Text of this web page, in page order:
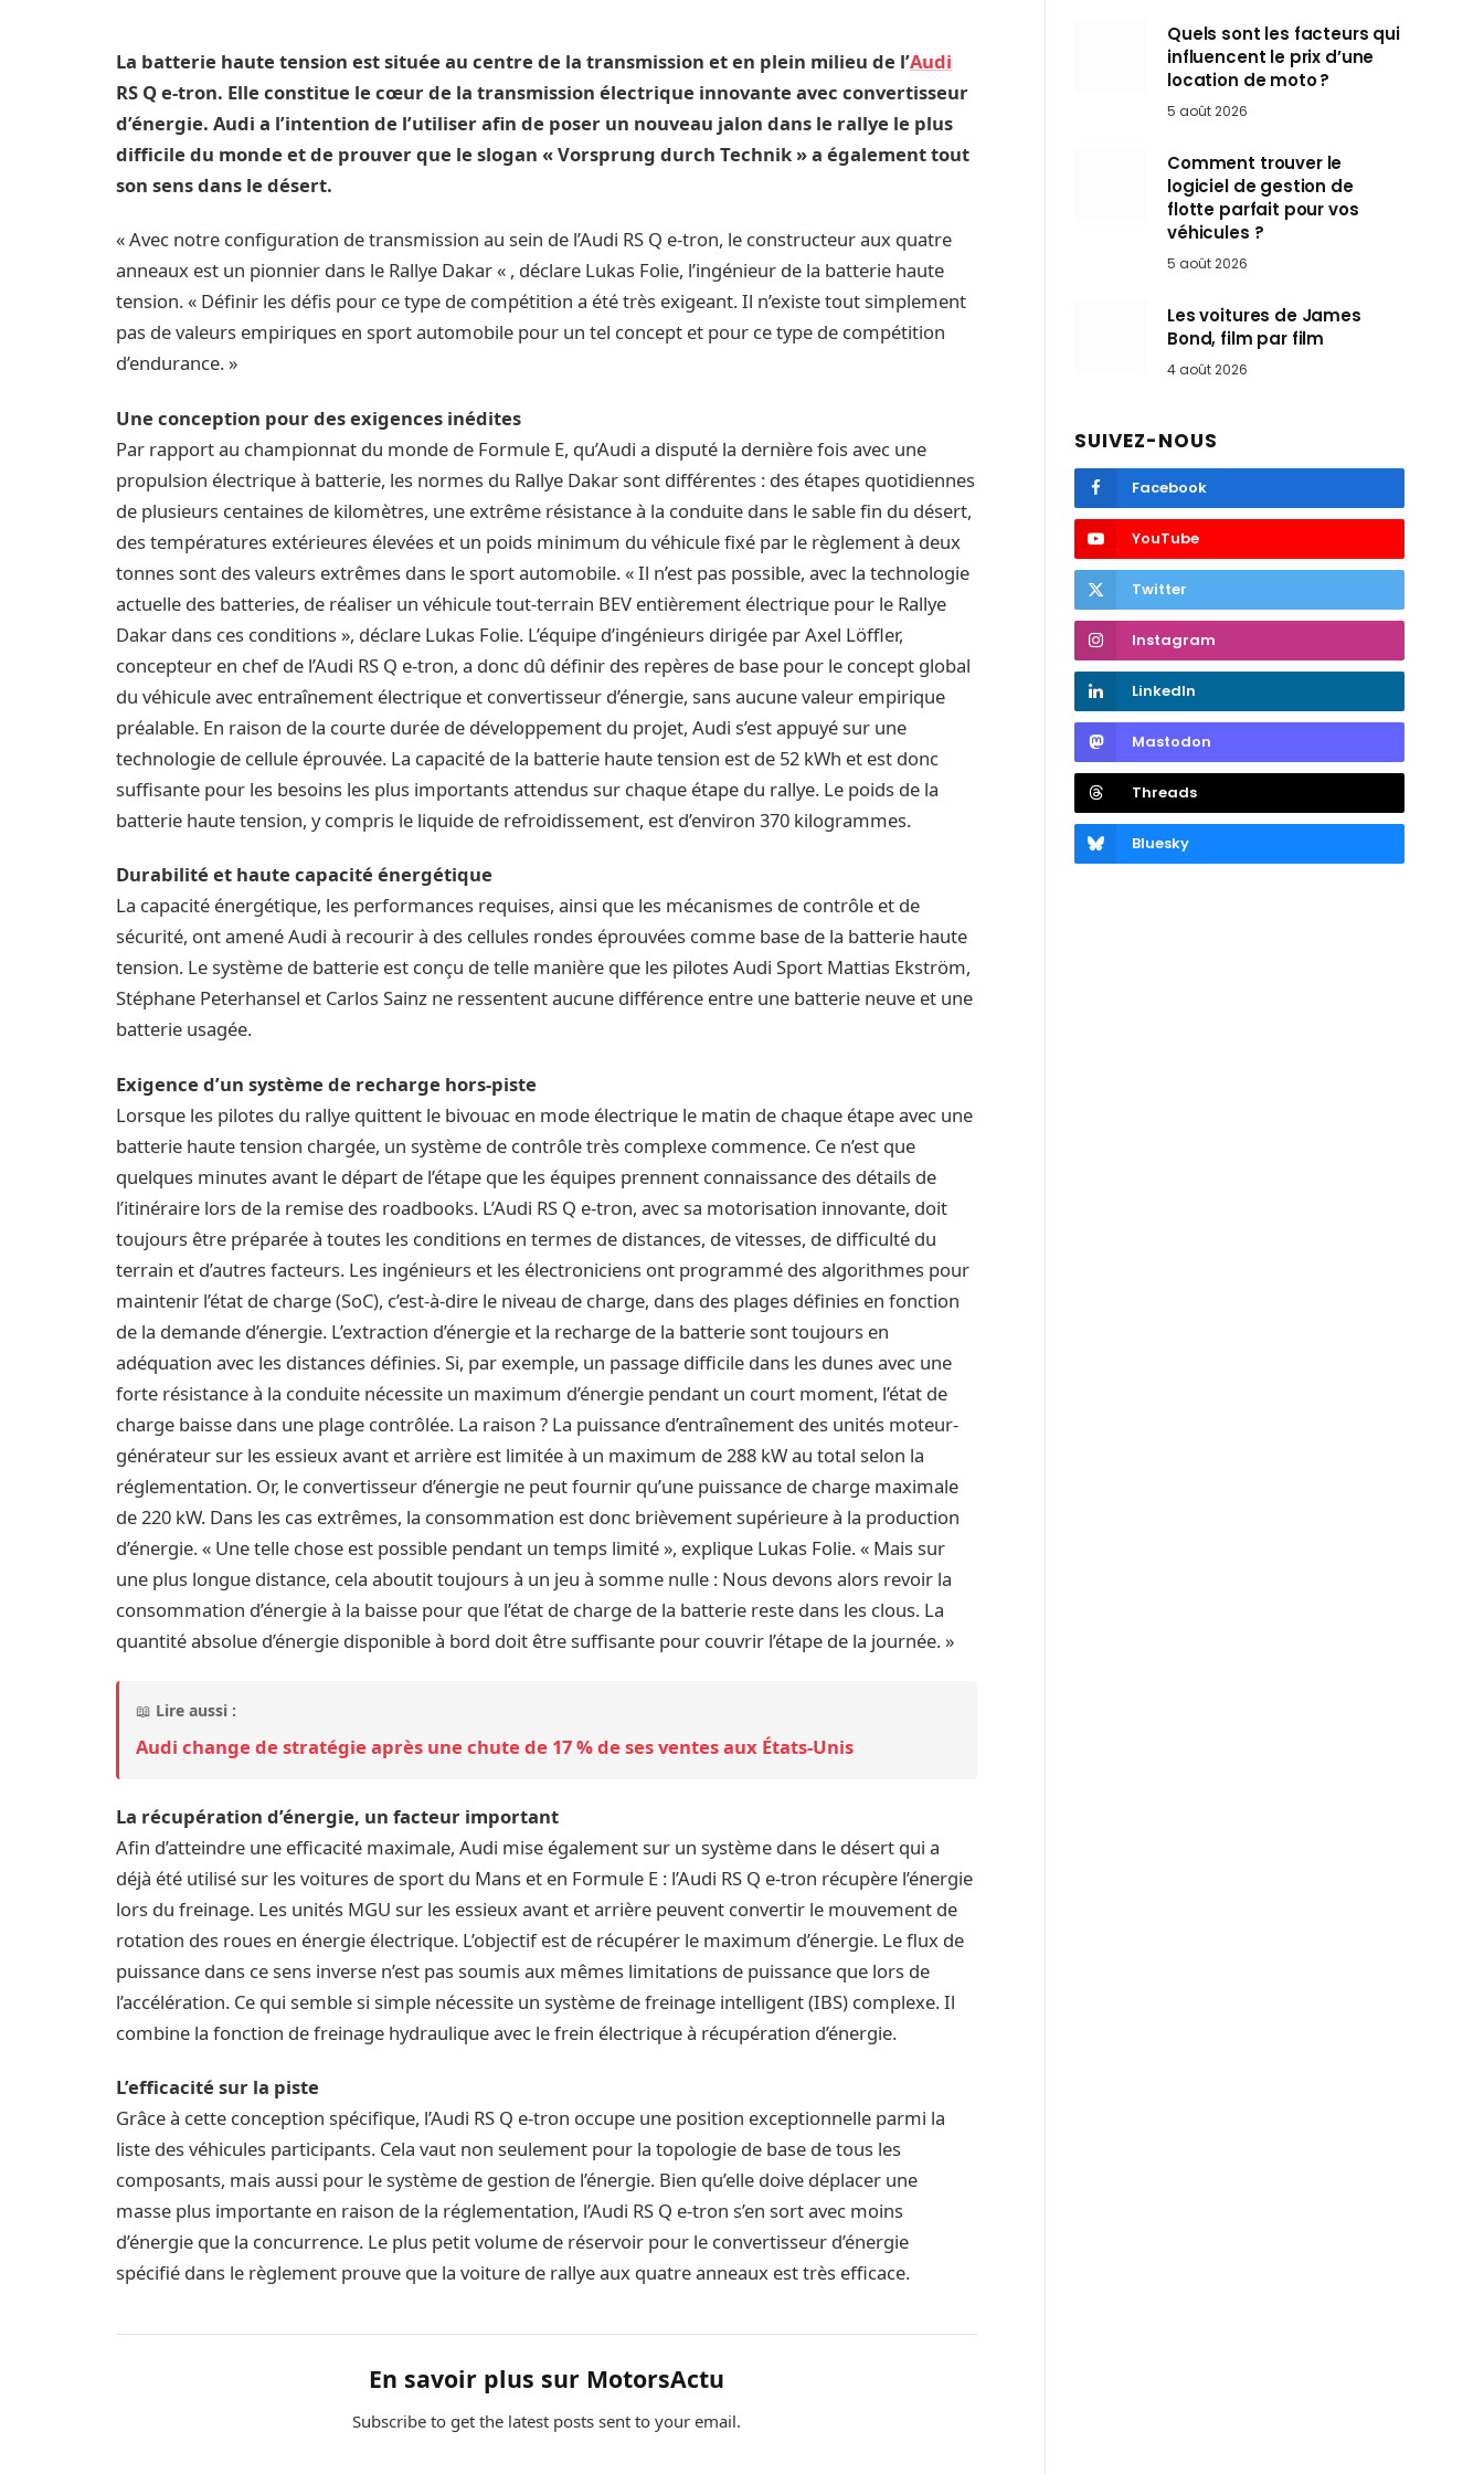
La batterie haute tension est située au centre de la transmission et en plein milieu de l’Audi
RS Q e-tron. Elle constitue le cœur de la transmission électrique innovante avec convertisseur
d’énergie. Audi a l’intention de l’utiliser afin de poser un nouveau jalon dans le rallye le plus
difficile du monde et de prouver que le slogan « Vorsprung durch Technik » a également tout
son sens dans le désert.
« Avec notre configuration de transmission au sein de l’Audi RS Q e-tron, le constructeur aux quatre
anneaux est un pionnier dans le Rallye Dakar « , déclare Lukas Folie, l’ingénieur de la batterie haute
tension. « Définir les défis pour ce type de compétition a été très exigeant. Il n’existe tout simplement
pas de valeurs empiriques en sport automobile pour un tel concept et pour ce type de compétition
d’endurance. »
Une conception pour des exigences inédites
Par rapport au championnat du monde de Formule E, qu’Audi a disputé la dernière fois avec une
propulsion électrique à batterie, les normes du Rallye Dakar sont différentes : des étapes quotidiennes
de plusieurs centaines de kilomètres, une extrême résistance à la conduite dans le sable fin du désert,
des températures extérieures élevées et un poids minimum du véhicule fixé par le règlement à deux
tonnes sont des valeurs extrêmes dans le sport automobile. « Il n’est pas possible, avec la technologie
actuelle des batteries, de réaliser un véhicule tout-terrain BEV entièrement électrique pour le Rallye
Dakar dans ces conditions », déclare Lukas Folie. L’équipe d’ingénieurs dirigée par Axel Löffler,
concepteur en chef de l’Audi RS Q e-tron, a donc dû définir des repères de base pour le concept global
du véhicule avec entraînement électrique et convertisseur d’énergie, sans aucune valeur empirique
préalable. En raison de la courte durée de développement du projet, Audi s’est appuyé sur une
technologie de cellule éprouvée. La capacité de la batterie haute tension est de 52 kWh et est donc
suffisante pour les besoins les plus importants attendus sur chaque étape du rallye. Le poids de la
batterie haute tension, y compris le liquide de refroidissement, est d’environ 370 kilogrammes.
Durabilité et haute capacité énergétique
La capacité énergétique, les performances requises, ainsi que les mécanismes de contrôle et de
sécurité, ont amené Audi à recourir à des cellules rondes éprouvées comme base de la batterie haute
tension. Le système de batterie est conçu de telle manière que les pilotes Audi Sport Mattias Ekström,
Stéphane Peterhansel et Carlos Sainz ne ressentent aucune différence entre une batterie neuve et une
batterie usagée.
Exigence d’un système de recharge hors-piste
Lorsque les pilotes du rallye quittent le bivouac en mode électrique le matin de chaque étape avec une
batterie haute tension chargée, un système de contrôle très complexe commence. Ce n’est que
quelques minutes avant le départ de l’étape que les équipes prennent connaissance des détails de
l’itinéraire lors de la remise des roadbooks. L’Audi RS Q e-tron, avec sa motorisation innovante, doit
toujours être préparée à toutes les conditions en termes de distances, de vitesses, de difficulté du
terrain et d’autres facteurs. Les ingénieurs et les électroniciens ont programmé des algorithmes pour
maintenir l’état de charge (SoC), c’est-à-dire le niveau de charge, dans des plages définies en fonction
de la demande d’énergie. L’extraction d’énergie et la recharge de la batterie sont toujours en
adéquation avec les distances définies. Si, par exemple, un passage difficile dans les dunes avec une
forte résistance à la conduite nécessite un maximum d’énergie pendant un court moment, l’état de
charge baisse dans une plage contrôlée. La raison ? La puissance d’entraînement des unités moteur-
générateur sur les essieux avant et arrière est limitée à un maximum de 288 kW au total selon la
réglementation. Or, le convertisseur d’énergie ne peut fournir qu’une puissance de charge maximale
de 220 kW. Dans les cas extrêmes, la consommation est donc brièvement supérieure à la production
d’énergie. « Une telle chose est possible pendant un temps limité », explique Lukas Folie. « Mais sur
une plus longue distance, cela aboutit toujours à un jeu à somme nulle : Nous devons alors revoir la
consommation d’énergie à la baisse pour que l’état de charge de la batterie reste dans les clous. La
quantité absolue d’énergie disponible à bord doit être suffisante pour couvrir l’étape de la journée. »
📖 Lire aussi :
Audi change de stratégie après une chute de 17 % de ses ventes aux États-Unis
La récupération d’énergie, un facteur important
Afin d’atteindre une efficacité maximale, Audi mise également sur un système dans le désert qui a
déjà été utilisé sur les voitures de sport du Mans et en Formule E : l’Audi RS Q e-tron récupère l’énergie
lors du freinage. Les unités MGU sur les essieux avant et arrière peuvent convertir le mouvement de
rotation des roues en énergie électrique. L’objectif est de récupérer le maximum d’énergie. Le flux de
puissance dans ce sens inverse n’est pas soumis aux mêmes limitations de puissance que lors de
l’accélération. Ce qui semble si simple nécessite un système de freinage intelligent (IBS) complexe. Il
combine la fonction de freinage hydraulique avec le frein électrique à récupération d’énergie.
L’efficacité sur la piste
Grâce à cette conception spécifique, l’Audi RS Q e-tron occupe une position exceptionnelle parmi la
liste des véhicules participants. Cela vaut non seulement pour la topologie de base de tous les
composants, mais aussi pour le système de gestion de l’énergie. Bien qu’elle doive déplacer une
masse plus importante en raison de la réglementation, l’Audi RS Q e-tron s’en sort avec moins
d’énergie que la concurrence. Le plus petit volume de réservoir pour le convertisseur d’énergie
spécifié dans le règlement prouve que la voiture de rallye aux quatre anneaux est très efficace.
En savoir plus sur MotorsActu
Subscribe to get the latest posts sent to your email.
Quels sont les facteurs qui
influencent le prix d’une
location de moto ?
5 août 2026
Comment trouver le
logiciel de gestion de
flotte parfait pour vos
véhicules ?
5 août 2026
Les voitures de James
Bond, film par film
4 août 2026
SUIVEZ-NOUS
Facebook
YouTube
Twitter
Instagram
LinkedIn
Mastodon
Threads
Bluesky